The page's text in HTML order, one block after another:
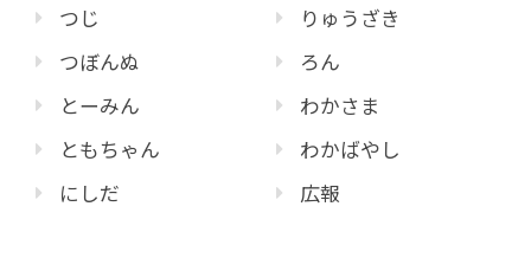
つじ
つぼんぬ
とーみん
ともちゃん
にしだ
りゅうざき
ろん
わかさま
わかばやし
広報